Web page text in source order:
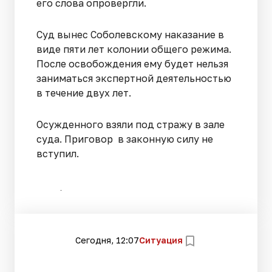
его слова опровергли.
Суд вынес Соболевскому наказание в
виде пяти лет колонии общего режима.
После освобождения ему будет нельзя
заниматься экспертной деятельностью
в течение двух лет.
Осужденного взяли под стражу в зале
суда. Приговор в законную силу не
вступил.
Сегодня, 12:07Ситуация